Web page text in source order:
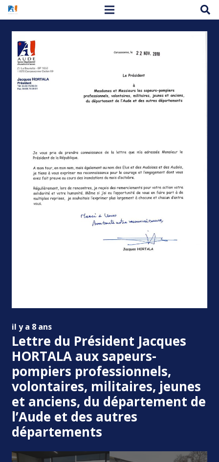
il y a 8 ans
Lettre du Président Jacques
HORTALA aux sapeurs-
pompiers professionnels,
volontaires, militaires, jeunes
et anciens, du département de
l’Aude et des autres
départements